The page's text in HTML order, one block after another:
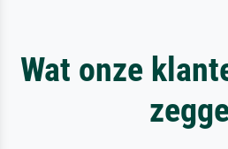
Wat onze